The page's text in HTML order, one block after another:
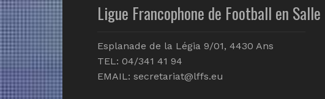
Ligue Francophone de Football en Salle
Esplanade de la Légia 9/01, 4430 Ans
TEL: 04/341 41 94
EMAIL: secretariat@lffs.eu